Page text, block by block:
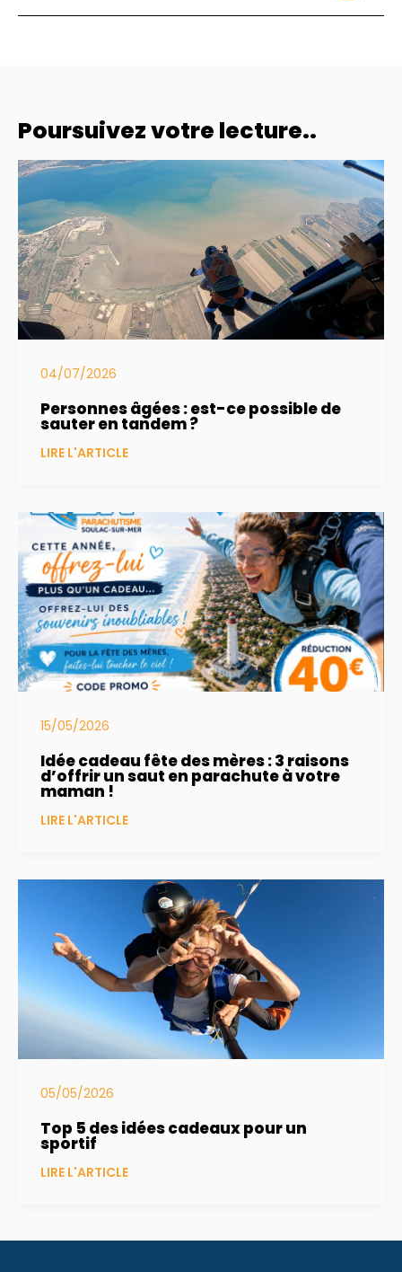
Poursuivez votre lecture..
04/07/2026
Personnes âgées : est-ce possible de
sauter en tandem ?
LIRE L'ARTICLE
15/05/2026
Idée cadeau fête des mères : 3 raisons
d’offrir un saut en parachute à votre
maman !
LIRE L'ARTICLE
05/05/2026
Top 5 des idées cadeaux pour un
sportif
LIRE L'ARTICLE